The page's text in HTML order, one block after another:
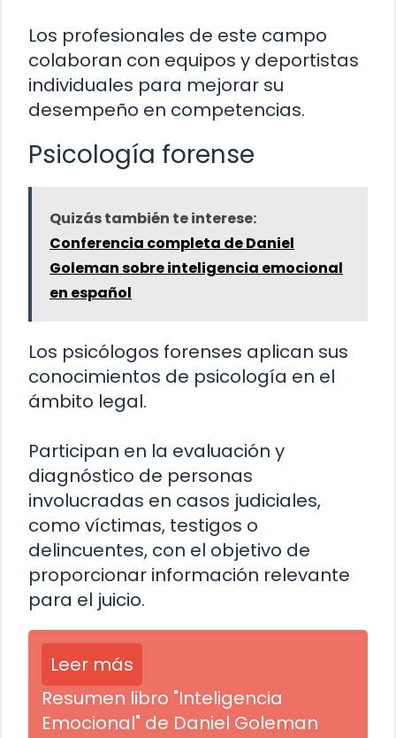
Los profesionales de este campo
colaboran con equipos y deportistas
individuales para mejorar su
desempeño en competencias.
Psicología forense
Quizás también te interese:
Conferencia completa de Daniel
Goleman sobre inteligencia emocional
en español
Los psicólogos forenses aplican sus
conocimientos de psicología en el
ámbito legal.
Participan en la evaluación y
diagnóstico de personas
involucradas en casos judiciales,
como víctimas, testigos o
delincuentes, con el objetivo de
proporcionar información relevante
para el juicio.
Leer más
Resumen libro "Inteligencia
Emocional" de Daniel Goleman